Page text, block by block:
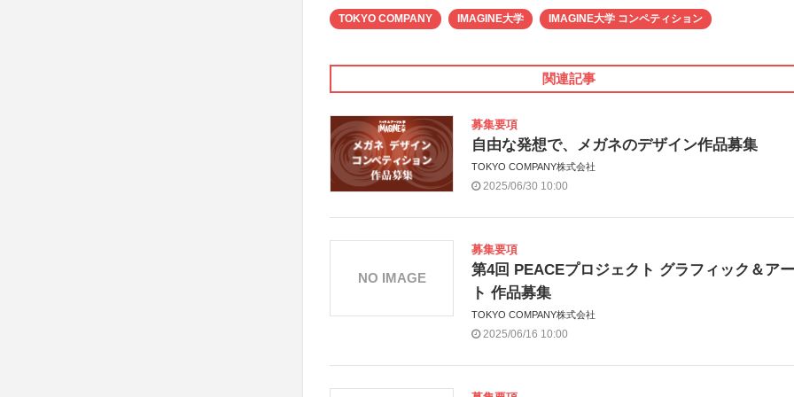
TOKYO COMPANY IMAGINE大学 IMAGINE大学 コンペティション
関連記事
募集要項
自由な発想で、メガネのデザイン作品募集
TOKYO COMPANY株式会社
2025/06/30 10:00
募集要項
第4回 PEACEプロジェクト グラフィック＆アー
ト 作品募集
TOKYO COMPANY株式会社
2025/06/16 10:00
NO IMAGE